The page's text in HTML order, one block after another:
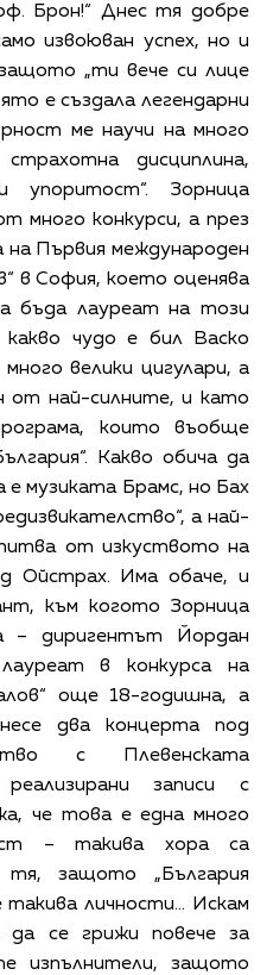
Брон!“ Днес тя добре
извоюван успех, но и
„ти вече си лице
е създала легендарни
ме научи на много
дисциплина,
упоритост“. Зорница
много конкурси, а през
на Първия международен
в София, което оценява
бъда лауреат на този
чудо е бил Васко
велики цигулари, а
от най-силните, и като
които въобще
Какво обича да
музиката Брамс, но Бах
а най-
от изкуството на
Ойстрах. Има обаче, и
към когото Зорница
– диригентът Йордан
в конкурса на
още 18-годишна, а
два концерта под
с Плевенската
записи с
че това е една много
– такива хора са
тя, защото „България
такива личности… Искам
да се грижи повече за
изпълнители, защото